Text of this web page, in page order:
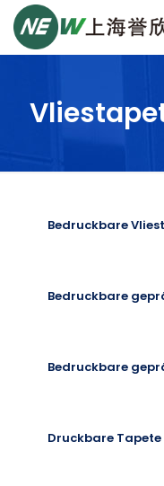
Bedruckbare
Bedruckbare
Bedruckbare
Druckbare Tapete